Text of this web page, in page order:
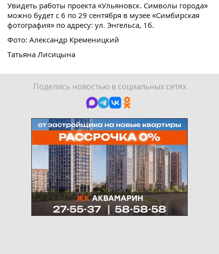
Увидеть работы проекта «Ульяновск. Символы города»
можно будет с 6 по 29 сентября в музее «Симбирская
фотография» по адресу: ул. Энгельса, 1б.
Фото: Александр Кременицкий
Татьяна Лисицына
Поделись новостью в социальных сетях